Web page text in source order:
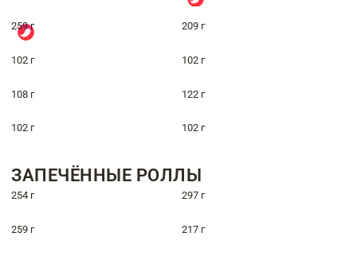
259 г 209 г
102 г 102 г
108 г 122 г
102 г 102 г
ЗАПЕЧЁННЫЕ РОЛЛЫ
254 г 297 г
259 г 217 г